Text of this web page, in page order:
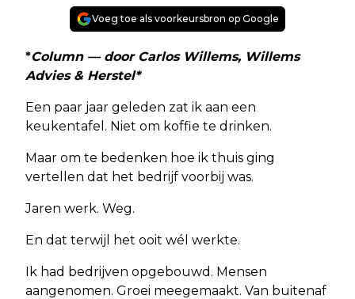
Voeg toe als voorkeursbron op Google
*Column — door Carlos Willems, Willems
Advies & Herstel*
Een paar jaar geleden zat ik aan een
keukentafel. Niet om koffie te drinken.
Maar om te bedenken hoe ik thuis ging
vertellen dat het bedrijf voorbij was.
Jaren werk. Weg.
En dat terwijl het ooit wél werkte.
Ik had bedrijven opgebouwd. Mensen
aangenomen. Groei meegemaakt. Van buitenaf